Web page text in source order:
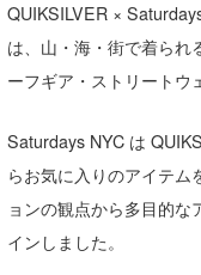
QUIKSILVER ×
は、山・海・街で着られ
ーフギア・ストリートウ
Saturdays NYC は
らお気に入りのアイテム
ョンの観点から多目的な
インしました。
SancheZ
米山予報士
wanda